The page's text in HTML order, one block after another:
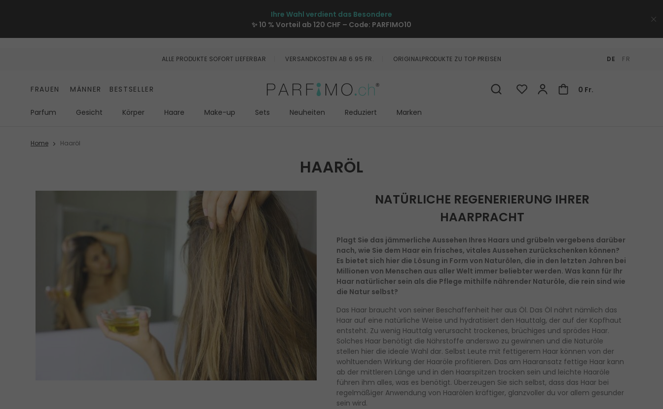
Ihre Wahl verdient das Besondere
✨ 10 % Vorteil ab 120 CHF – Code: PARFIMO10
ALLE PRODUKTE SOFORT LIEFERBAR VERSANDKOSTEN AB 6.95 FR. ORIGINALPRODUKTE ZU TOP PREISEN DE FR
FRAUEN MÄNNER BESTSELLER 0 Fr.
Parfum Gesicht Körper Haare Make-up Sets Neuheiten Reduziert Marken
Home Haaröl
HAARÖL
NATÜRLICHE REGENERIERUNG IHRER
HAARPRACHT
Plagt Sie das jämmerliche Aussehen Ihres Haars und grübeln vergebens darüber
nach, wie Sie dem Haar ein frisches, vitales Aussehen zurückschenken können?
Es bietet sich hier die Lösung in Form von Naturölen, die in den letzten Jahren bei
Millionen von Menschen aus aller Welt immer beliebter werden. Was kann für Ihr
Haar natürlicher sein als die Pflege mithilfe nährender Naturöle, die rein sind wie
die Natur selbst?
Das Haar braucht von seiner Beschaffenheit her aus Öl. Das Öl nährt nämlich das
Haar auf eine natürliche Weise und hydratisiert den Hauttalg, der auf der Kopfhaut
entsteht. Zu wenig Hauttalg verursacht trockenes, brüchiges und sprödes Haar.
Solches Haar benötigt die Nährstoffe anderswo zu gewinnen und die Naturöle
stellen hier die ideale Wahl dar. Selbst Leute mit fettigerem Haar können von der
wohltuenden Wirkung der Haaröle profitieren. Das am Haaransatz fettige Haar kann
ab der mittleren Länge und in den Haarspitzen trocken sein und leichte Haaröle
führen ihm alles, was es benötigt. Überzeugen Sie sich selbst, dass das Haar bei
regelmäßiger Anwendung von Haarölen kräftiger, glanzvoller du vor allem gesunder
sein wird.